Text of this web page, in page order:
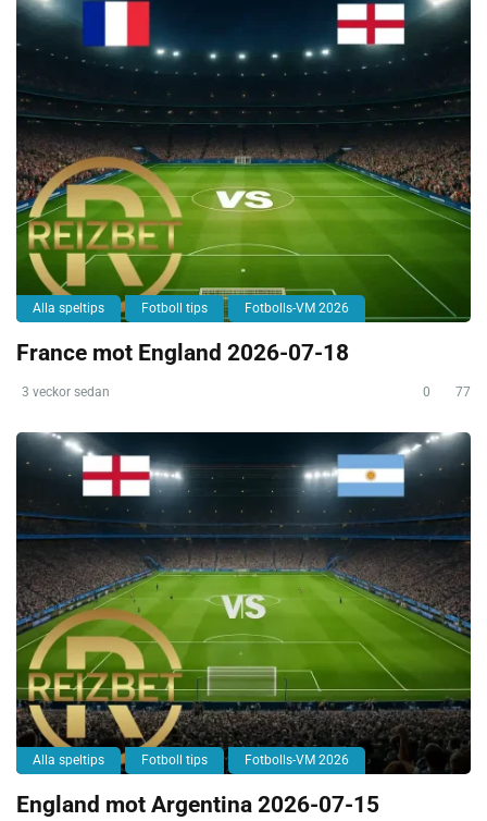
Alla speltips Fotboll tips Fotbolls-VM 2026
France mot England 2026-07-18
3 veckor sedan 0 77
Alla speltips Fotboll tips Fotbolls-VM 2026
England mot Argentina 2026-07-15